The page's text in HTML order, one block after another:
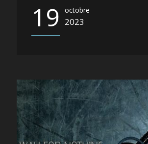
19 octobre
2023